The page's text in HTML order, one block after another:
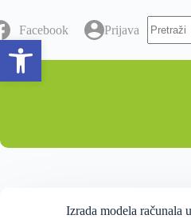
Open toolbar
Facebook Prijava
Izrada modela računala